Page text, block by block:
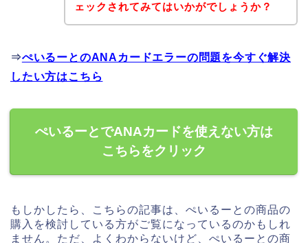
ェックされてみてはいかがでしょうか？
⇒ぺいるーとのANAカードエラーの問題を今すぐ解決
したい方はこちら
ぺいるーとでANAカードを使えない方は
こちらをクリック
もしかしたら、こちらの記事は、ぺいるーとの商品の
購入を検討している方がご覧になっているのかもしれ
ません。ただ、よくわからないけど、ぺいるーとの商